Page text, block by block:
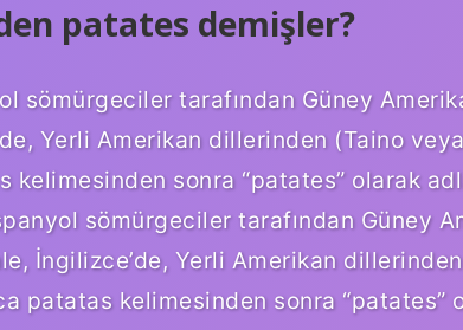
patates demişler?
sömürgeciler tarafından Güney
Yerli Amerikan dillerinden (Taino
sonra “patates” olarak
sömürgeciler tarafından Güney
İngilizce’de, Yerli Amerikan
patatas kelimesinden sonra “patates”